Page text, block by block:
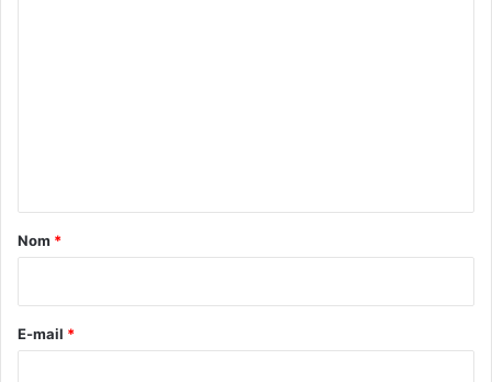
a
e
Nom *
E-mail *